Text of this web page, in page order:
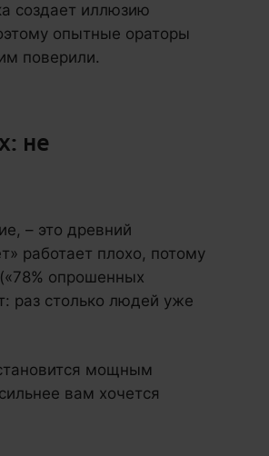
создает иллюзию
опытные ораторы
поверили.
не
– это древний
работает плохо, потому
опрошенных
раз столько людей уже
мощным
вам хочется